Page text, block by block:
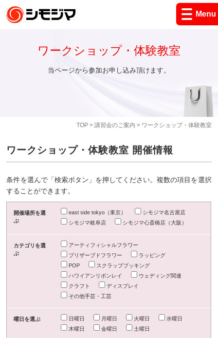
Menu
TOP> 講習会のご案内 > ワークショップ・体験教室
ワークショップ・体験教室
当ページから参加お申し込み頂けます。
ワークショップ・体験教室 開催情報
条件を選んで「検索ボタン」を押してください。複数の項目を選択
することができます。
開催場所を選
ぶ
east side tokyo（東京）
シモジマ名古屋店
シモジマ岐阜店
シモジマ心斎橋店（大阪）
カテゴリを選
ぶ
アーティフィシャルフラワー
プリザーブドフラワー
ラッピング
POP
スクラップブッキング
ハワイアンリボンレイ
ウェディング関連
クラフト
ディスプレイ
その他手芸・工芸
曜日を選ぶ 日曜日 月曜日 火曜日
水曜日
木曜日
金曜日 土曜日